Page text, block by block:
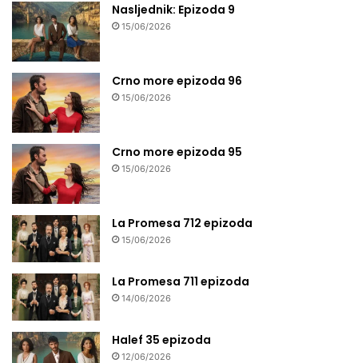
Nasljednik: Epizoda 9
15/06/2026
Crno more epizoda 96
15/06/2026
Crno more epizoda 95
15/06/2026
La Promesa 712 epizoda
15/06/2026
La Promesa 711 epizoda
14/06/2026
Halef 35 epizoda
12/06/2026